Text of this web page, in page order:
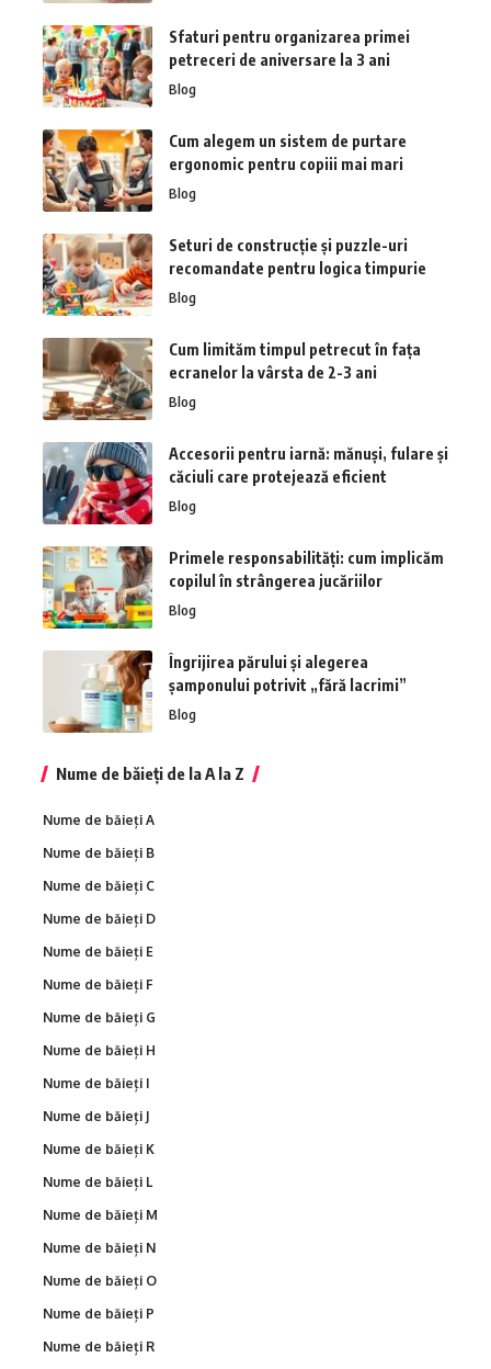
Sfaturi pentru organizarea primei
petreceri de aniversare la 3 ani
Blog
Cum alegem un sistem de purtare
ergonomic pentru copiii mai mari
Blog
Seturi de construcție și puzzle-uri
recomandate pentru logica timpurie
Blog
Cum limităm timpul petrecut în fața
ecranelor la vârsta de 2-3 ani
Blog
Accesorii pentru iarnă: mănuși, fulare și
căciuli care protejează eficient
Blog
Primele responsabilități: cum implicăm
copilul în strângerea jucăriilor
Blog
Îngrijirea părului și alegerea
șamponului potrivit „fără lacrimi”
Blog
Nume de băieți de la A la Z
Nume de băieți A
Nume de băieți B
Nume de băieți C
Nume de băieți D
Nume de băieți E
Nume de băieți F
Nume de băieți G
Nume de băieți H
Nume de băieți I
Nume de băieți J
Nume de băieți K
Nume de băieți L
Nume de băieți M
Nume de băieți N
Nume de băieți O
Nume de băieți P
Nume de băieți R